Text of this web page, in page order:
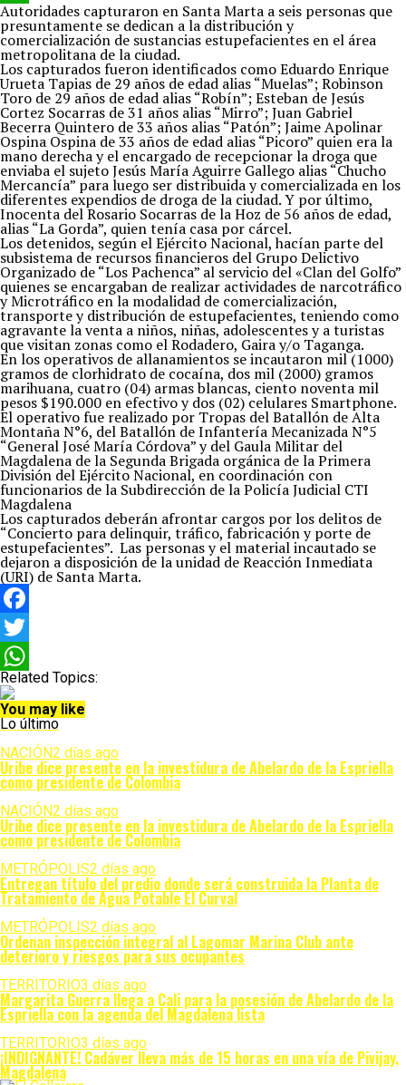
WhatsApp
Autoridades capturaron en Santa Marta a seis personas que
presuntamente se dedican a la distribución y
comercialización de sustancias estupefacientes en el área
metropolitana de la ciudad.
Los capturados fueron identificados como Eduardo Enrique
Urueta Tapias de 29 años de edad alias “Muelas”; Robinson
Toro de 29 años de edad alias “Robín”; Esteban de Jesús
Cortez Socarras de 31 años alias “Mirro”; Juan Gabriel
Becerra Quintero de 33 años alias “Patón”; Jaime Apolinar
Ospina Ospina de 33 años de edad alias “Picoro” quien era la
mano derecha y el encargado de recepcionar la droga que
enviaba el sujeto Jesús María Aguirre Gallego alias “Chucho
Mercancía” para luego ser distribuida y comercializada en los
diferentes expendios de droga de la ciudad. Y por último,
Inocenta del Rosario Socarras de la Hoz de 56 años de edad,
alias “La Gorda”, quien tenía casa por cárcel.
Los detenidos, según el Ejército Nacional, hacían parte del
subsistema de recursos financieros del Grupo Delictivo
Organizado de “Los Pachenca” al servicio del «Clan del Golfo”
quienes se encargaban de realizar actividades de narcotráfico
y Microtráfico en la modalidad de comercialización,
transporte y distribución de estupefacientes, teniendo como
agravante la venta a niños, niñas, adolescentes y a turistas
que visitan zonas como el Rodadero, Gaira y/o Taganga.
En los operativos de allanamientos se incautaron mil (1000)
gramos de clorhidrato de cocaína, dos mil (2000) gramos
marihuana, cuatro (04) armas blancas, ciento noventa mil
pesos $190.000 en efectivo y dos (02) celulares Smartphone.
El operativo fue realizado por Tropas del Batallón de Alta
Montaña N°6, del Batallón de Infantería Mecanizada N°5
“General José María Córdova” y del Gaula Militar del
Magdalena de la Segunda Brigada orgánica de la Primera
División del Ejército Nacional, en coordinación con
funcionarios de la Subdirección de la Policía Judicial CTI
Magdalena
Los capturados deberán afrontar cargos por los delitos de
“Concierto para delinquir, tráfico, fabricación y porte de
estupefacientes”. Las personas y el material incautado se
dejaron a disposición de la unidad de Reacción Inmediata
(URI) de Santa Marta.
Facebook
Twitter
WhatsApp
Related Topics:
You may like
Lo último
NACIÓN2 días ago
Uribe dice presente en la investidura de Abelardo de la Espriella
como presidente de Colombia
NACIÓN2 días ago
Uribe dice presente en la investidura de Abelardo de la Espriella
como presidente de Colombia
METRÓPOLIS2 días ago
Entregan título del predio donde será construida la Planta de
Tratamiento de Agua Potable El Curval
METRÓPOLIS2 días ago
Ordenan inspección integral al Lagomar Marina Club ante
deterioro y riesgos para sus ocupantes
TERRITORIO3 días ago
Margarita Guerra llega a Cali para la posesión de Abelardo de la
Espriella con la agenda del Magdalena lista
TERRITORIO3 días ago
¡INDIGNANTE! Cadáver lleva más de 15 horas en una vía de Pivijay,
Magdalena